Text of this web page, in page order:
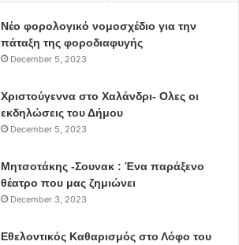
Νέο φορολογικό νομοσχέδιο για την
πάταξη της φοροδιαφυγής
December 5, 2023
Χριστούγεννα στο Χαλάνδρι- Ολες οι
εκδηλώσεις του Δήμου
December 5, 2023
Μητσοτάκης -Σουνακ : Ένα παράξενο
θέατρο που μας ζημιώνει
December 3, 2023
Εθελοντικός Καθαρισμός στο Λόφο του